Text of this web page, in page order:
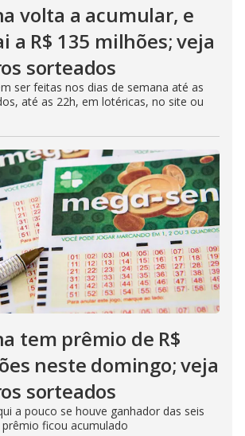
volta a acumular, e
a R$ 135 milhões; veja
sorteados
ser feitas nos dias de semana até as
até as 22h, em lotéricas, no site ou
tem prêmio de R$
neste domingo; veja
sorteados
a pouco se houve ganhador das seis
ficou acumulado